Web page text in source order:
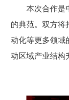
本次合作是
的典范。双方将
动化等更多领域
动区域产业结构